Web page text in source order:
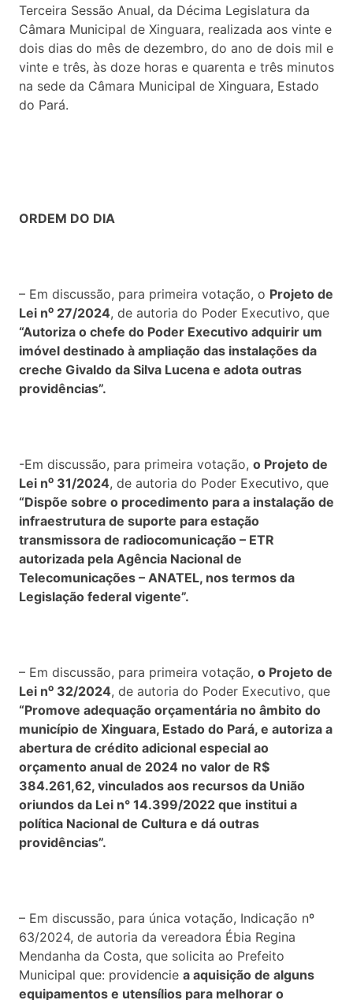
Terceira Sessão Anual, da Décima Legislatura da
Câmara Municipal de Xinguara, realizada aos vinte e
dois dias do mês de dezembro, do ano de dois mil e
vinte e três, às doze horas e quarenta e três minutos
na sede da Câmara Municipal de Xinguara, Estado
do Pará.
ORDEM DO DIA
– Em discussão, para primeira votação, o Projeto de
Lei no 27/2024, de autoria do Poder Executivo, que
“Autoriza o chefe do Poder Executivo adquirir um
imóvel destinado à ampliação das instalações da
creche Givaldo da Silva Lucena e adota outras
providências”.
-Em discussão, para primeira votação, o Projeto de
Lei no 31/2024, de autoria do Poder Executivo, que
“Dispõe sobre o procedimento para a instalação de
infraestrutura de suporte para estação
transmissora de radiocomunicação – ETR
autorizada pela Agência Nacional de
Telecomunicações – ANATEL, nos termos da
Legislação federal vigente”.
– Em discussão, para primeira votação, o Projeto de
Lei no 32/2024, de autoria do Poder Executivo, que
“Promove adequação orçamentária no âmbito do
município de Xinguara, Estado do Pará, e autoriza a
abertura de crédito adicional especial ao
orçamento anual de 2024 no valor de R$
384.261,62, vinculados aos recursos da União
oriundos da Lei n° 14.399/2022 que institui a
política Nacional de Cultura e dá outras
providências”.
– Em discussão, para única votação, Indicação nº
63/2024, de autoria da vereadora Ébia Regina
Mendanha da Costa, que solicita ao Prefeito
Municipal que: providencie a aquisição de alguns
equipamentos e utensílios para melhorar o